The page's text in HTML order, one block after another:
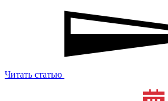
Читать статью